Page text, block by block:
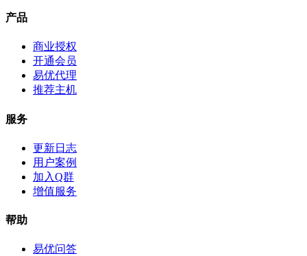
产品
商业授权
开通会员
易优代理
推荐主机
服务
更新日志
用户案例
加入Q群
增值服务
帮助
易优问答